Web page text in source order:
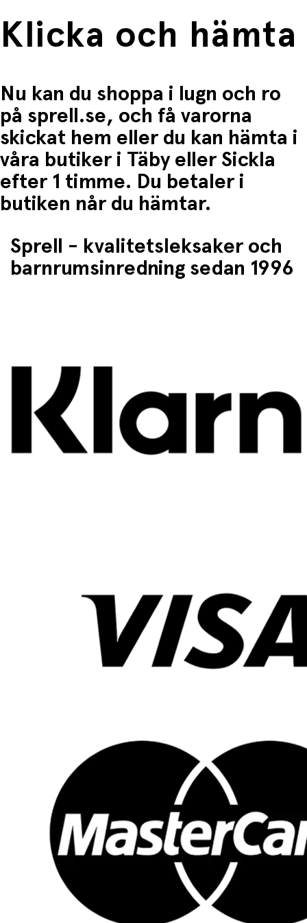
Klicka och hämta
Nu kan du shoppa i lugn och ro
på sprell.se, och få varorna
skickat hem eller du kan hämta i
våra butiker i Täby eller Sickla
efter 1 timme. Du betaler i
butiken når du hämtar.
Sprell - kvalitetsleksaker och
barnrumsinredning sedan 1996